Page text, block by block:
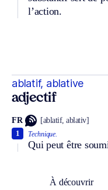
l’action.
ablatif, ablative
adjectif
FR [ablatif, ablativ]
Technique.
Qui peut être
1
À découvrir